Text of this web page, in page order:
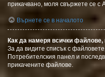
прикачвано, моля свържете се
Върнете се в началото
Как да намеря всички
За да видите списък с
Потребителския панел и
прикачените файлове.